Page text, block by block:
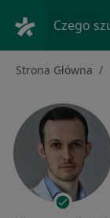
Czego
Strona Główna